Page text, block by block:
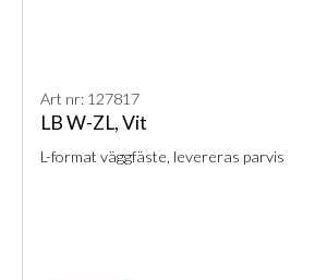
Art nr: 127817
LB W-ZL, Vit
L-format väggfäste, levereras parvis